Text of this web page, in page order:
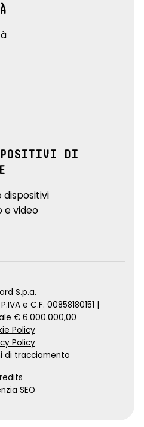
DI
dispositivi
e video
S.p.a.
e C.F. 00858180151 |
€ 6.000.000,00
Policy
Policy
di tracciamento
SEO